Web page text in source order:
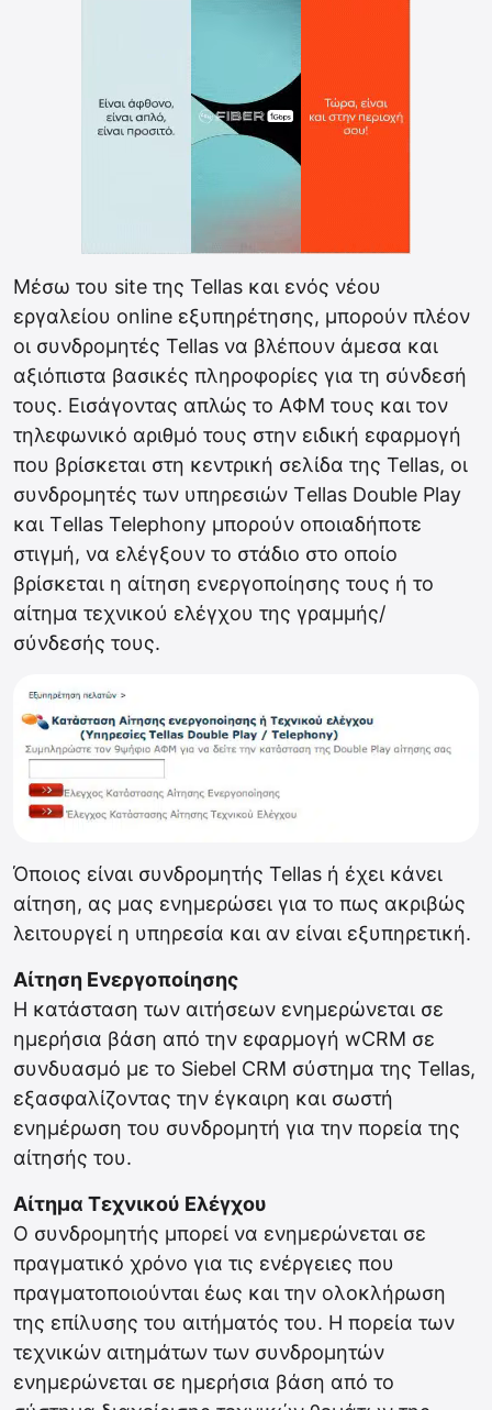
Μέσω του site της Tellas και ενός νέου
εργαλείου online εξυπηρέτησης, μπορούν πλέον
οι συνδρομητές Tellas να βλέπουν άμεσα και
αξιόπιστα βασικές πληροφορίες για τη σύνδεσή
τους. Εισάγοντας απλώς το ΑΦΜ τους και τον
τηλεφωνικό αριθμό τους στην ειδική εφαρμογή
που βρίσκεται στη κεντρική σελίδα της Tellas, οι
συνδρομητές των υπηρεσιών Τellas Double Play
και Τellas Telephony μπορούν οποιαδήποτε
στιγμή, να ελέγξουν το στάδιο στο οποίο
βρίσκεται η αίτηση ενεργοποίησης τους ή το
αίτημα τεχνικού ελέγχου της γραμμής/
σύνδεσής τους.
Όποιος είναι συνδρομητής Tellas ή έχει κάνει
αίτηση, ας μας ενημερώσει για το πως ακριβώς
λειτουργεί η υπηρεσία και αν είναι εξυπηρετική.
Αίτηση Ενεργοποίησης
Η κατάσταση των αιτήσεων ενημερώνεται σε
ημερήσια βάση από την εφαρμογή wCRM σε
συνδυασμό με το Siebel CRM σύστημα της Tellas,
εξασφαλίζοντας την έγκαιρη και σωστή
ενημέρωση του συνδρομητή για την πορεία της
αίτησής του.
Αίτημα Τεχνικού Ελέγχου
Ο συνδρομητής μπορεί να ενημερώνεται σε
πραγματικό χρόνο για τις ενέργειες που
πραγματοποιούνται έως και την ολοκλήρωση
της επίλυσης του αιτήματός του. Η πορεία των
τεχνικών αιτημάτων των συνδρομητών
ενημερώνεται σε ημερήσια βάση από το